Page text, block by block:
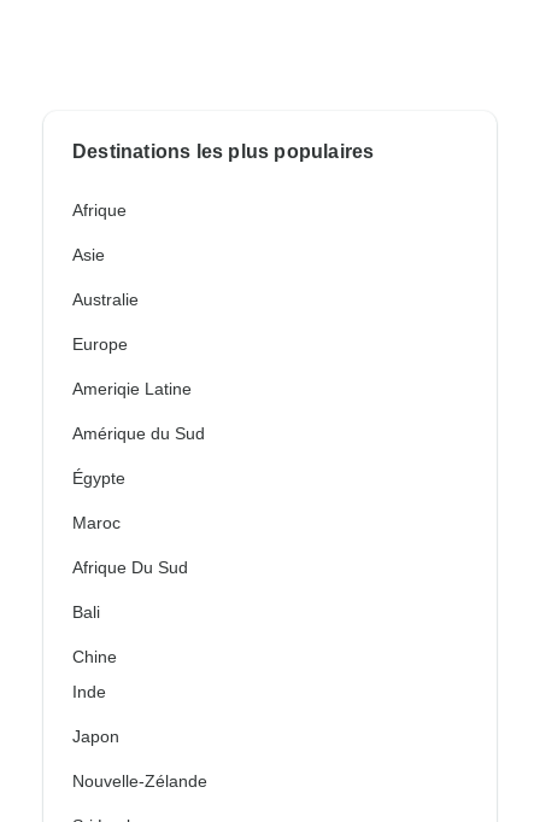
Destinations les plus populaires
Afrique
Asie
Australie
Europe
Ameriqie Latine
Amérique du Sud
Égypte
Maroc
Afrique Du Sud
Bali
Chine
Inde
Japon
Nouvelle-Zélande